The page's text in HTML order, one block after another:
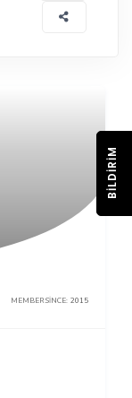
MEMBER SINCE: 2015
BILDIRIM